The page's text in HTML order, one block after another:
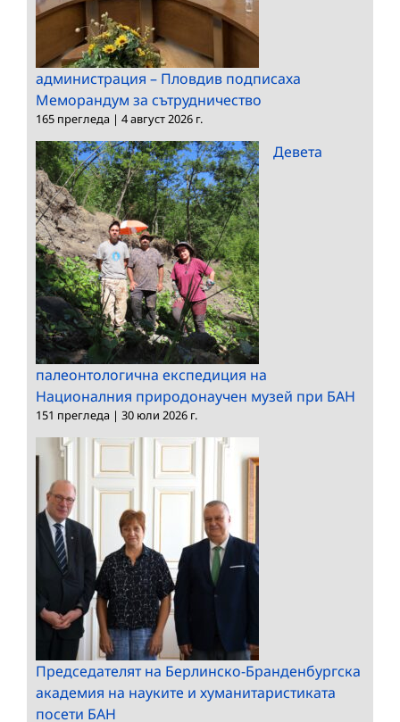
администрация – Пловдив подписаха
Меморандум за сътрудничество
165 прегледа | 4 август 2026 г.
Девета
палеонтологична експедиция на
Националния природонаучен музей при БАН
151 прегледа | 30 юли 2026 г.
Председателят на Берлинско-Бранденбургска
академия на науките и хуманитаристиката
посети БАН